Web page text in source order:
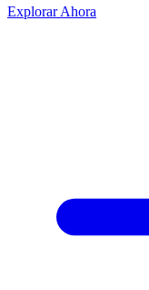
Explorar Ahora